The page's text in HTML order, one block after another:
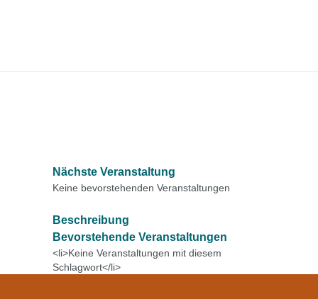
Nächste Veranstaltung
Keine bevorstehenden Veranstaltungen
Beschreibung
Bevorstehende Veranstaltungen
<li>Keine Veranstaltungen mit diesem
Schlagwort</li>